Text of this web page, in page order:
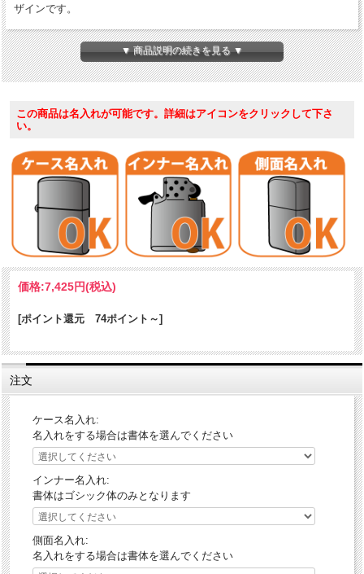
ザインです。
ケース形状：レギュラー・ケース
加工表面処理：Iridescent｜レーザー
その他：USAカタログ掲載品
▼ 商品説明の続きを見る ▼
この商品は名入れが可能です。詳細はアイコンをクリックして下さ
い。
価格:7,425円(税込)
[ポイント還元 74ポイント～]
注文
ケース名入れ:
名入れをする場合は書体を選んでください
インナー名入れ:
書体はゴシック体のみとなります
側面名入れ:
名入れをする場合は書体を選んでください